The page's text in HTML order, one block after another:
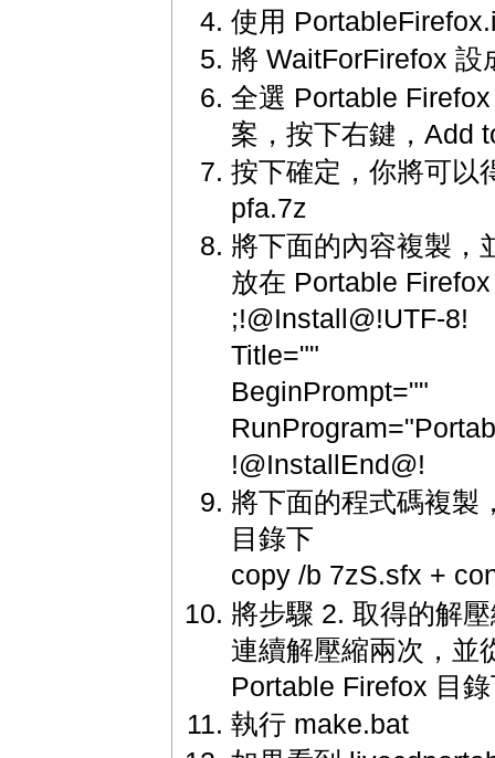
使用
將 WaitForFirefox 設
全選 Portable
案，按下右鍵，Add
按下確定，你將可以
pfa.7z
將下面的內容複製，
放在 Portable
;!@Install@!UTF-8!
Title=""
BeginPrompt=""
!@InstallEnd@!
將下面的程式碼複製
目錄下
copy /b 7zS.sfx +
將步驟 2. 取得的解
連續解壓縮兩次，並
Portable Firefox 目
執行 make.bat